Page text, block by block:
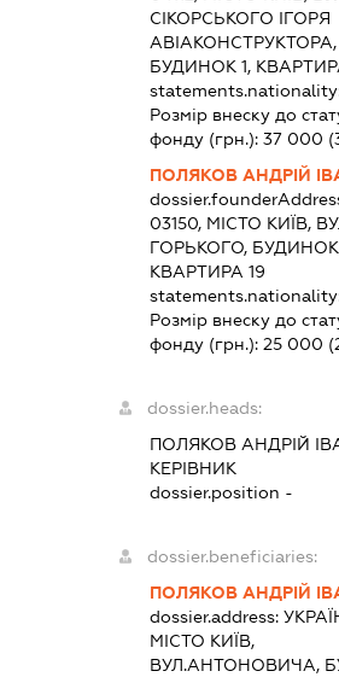
СІКОРСЬКОГО ІГОРЯ
АВІАКОНСТРУКТОРА,
БУДИНОК 1,
Розмір внеску до
фонду (грн.): 37 000
ПОЛЯКОВ АНДРІЙ
03150, МІСТО КИЇВ,
ГОРЬКОГО, БУДИНОК
КВАРТИРА 19
Розмір внеску до
фонду (грн.): 25 000
dossier.heads:
ПОЛЯКОВ АНДРІЙ
КЕРІВНИК
dossier.position -
dossier.beneficiaries:
ПОЛЯКОВ АНДРІЙ
dossier.address:
МІСТО КИЇВ,
ВУЛ.АНТОНОВИЧА,